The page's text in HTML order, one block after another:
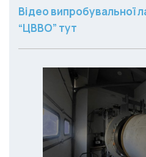
Відео випробувальної
“ЦВВО” тут